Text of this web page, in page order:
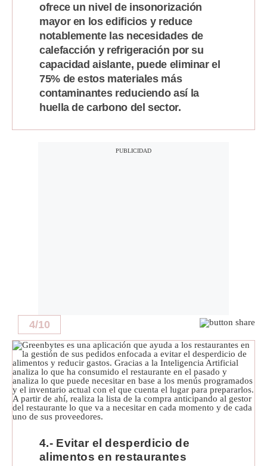
ofrece un nivel de insonorización
mayor en los edificios y reduce
notablemente las necesidades de
calefacción y refrigeración por su
capacidad aislante, puede eliminar el
75% de estos materiales más
contaminantes reduciendo así la
huella de carbono del sector.
4/10
4.- Evitar el desperdicio de
alimentos en restaurantes